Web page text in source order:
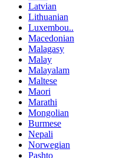
Latvian
Lithuanian
Luxembou..
Macedonian
Malagasy
Malay
Malayalam
Maltese
Maori
Marathi
Mongolian
Burmese
Nepali
Norwegian
Pashto